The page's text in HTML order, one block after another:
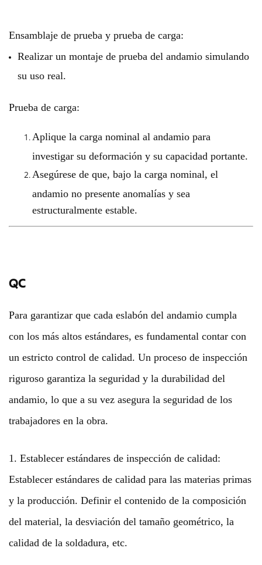
Ensamblaje de prueba y prueba de carga:
Realizar un montaje de prueba del andamio simulando
su uso real.
Prueba de carga:
Aplique la carga nominal al andamio para
investigar su deformación y su capacidad portante.
Asegúrese de que, bajo la carga nominal, el
andamio no presente anomalías y sea
estructuralmente estable.
QC
Para garantizar que cada eslabón del andamio cumpla
con los más altos estándares, es fundamental contar con
un estricto control de calidad. Un proceso de inspección
riguroso garantiza la seguridad y la durabilidad del
andamio, lo que a su vez asegura la seguridad de los
trabajadores en la obra.
1. Establecer estándares de inspección de calidad:
Establecer estándares de calidad para las materias primas
y la producción. Definir el contenido de la composición
del material, la desviación del tamaño geométrico, la
calidad de la soldadura, etc.